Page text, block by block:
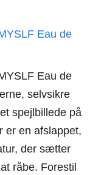
Eau de
Eau de
selvsikre
spejlbillede på
er en afslappet,
der sætter
råbe. Forestil